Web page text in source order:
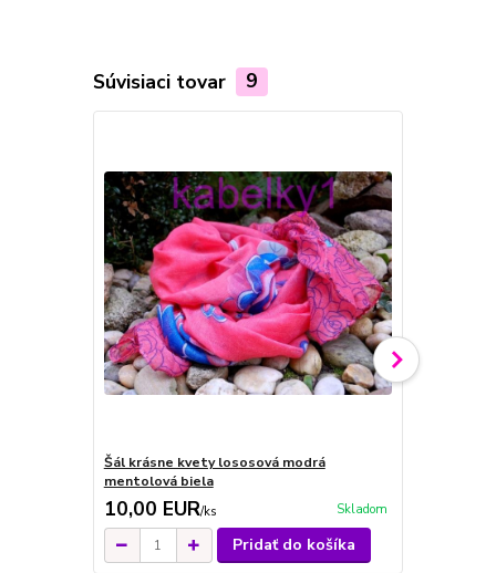
Súvisiaci tovar 9
Šál krásne kvety lososová modrá
mentolová biela
10,00 EUR/ks Skladom
Pridať do košíka